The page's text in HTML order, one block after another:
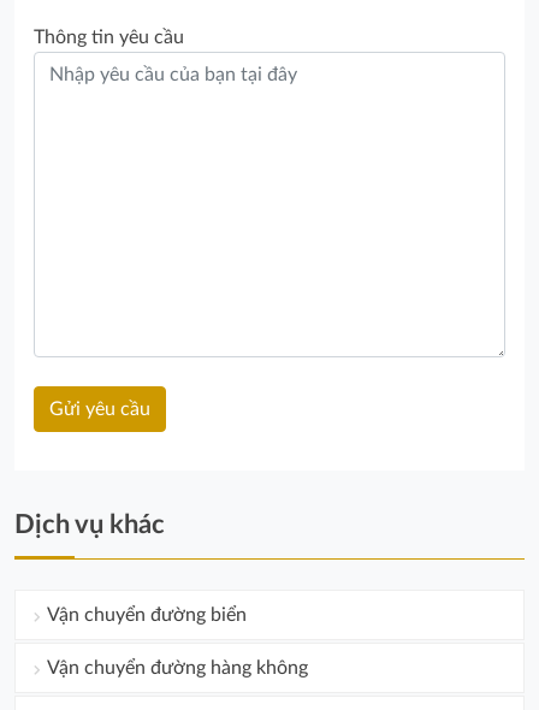
Thông tin yêu cầu
Dịch vụ khác
Vận chuyển đường biển
Vận chuyển đường hàng không